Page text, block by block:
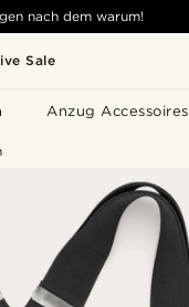
Sale
Anzug Accessoires
nach dem warum!